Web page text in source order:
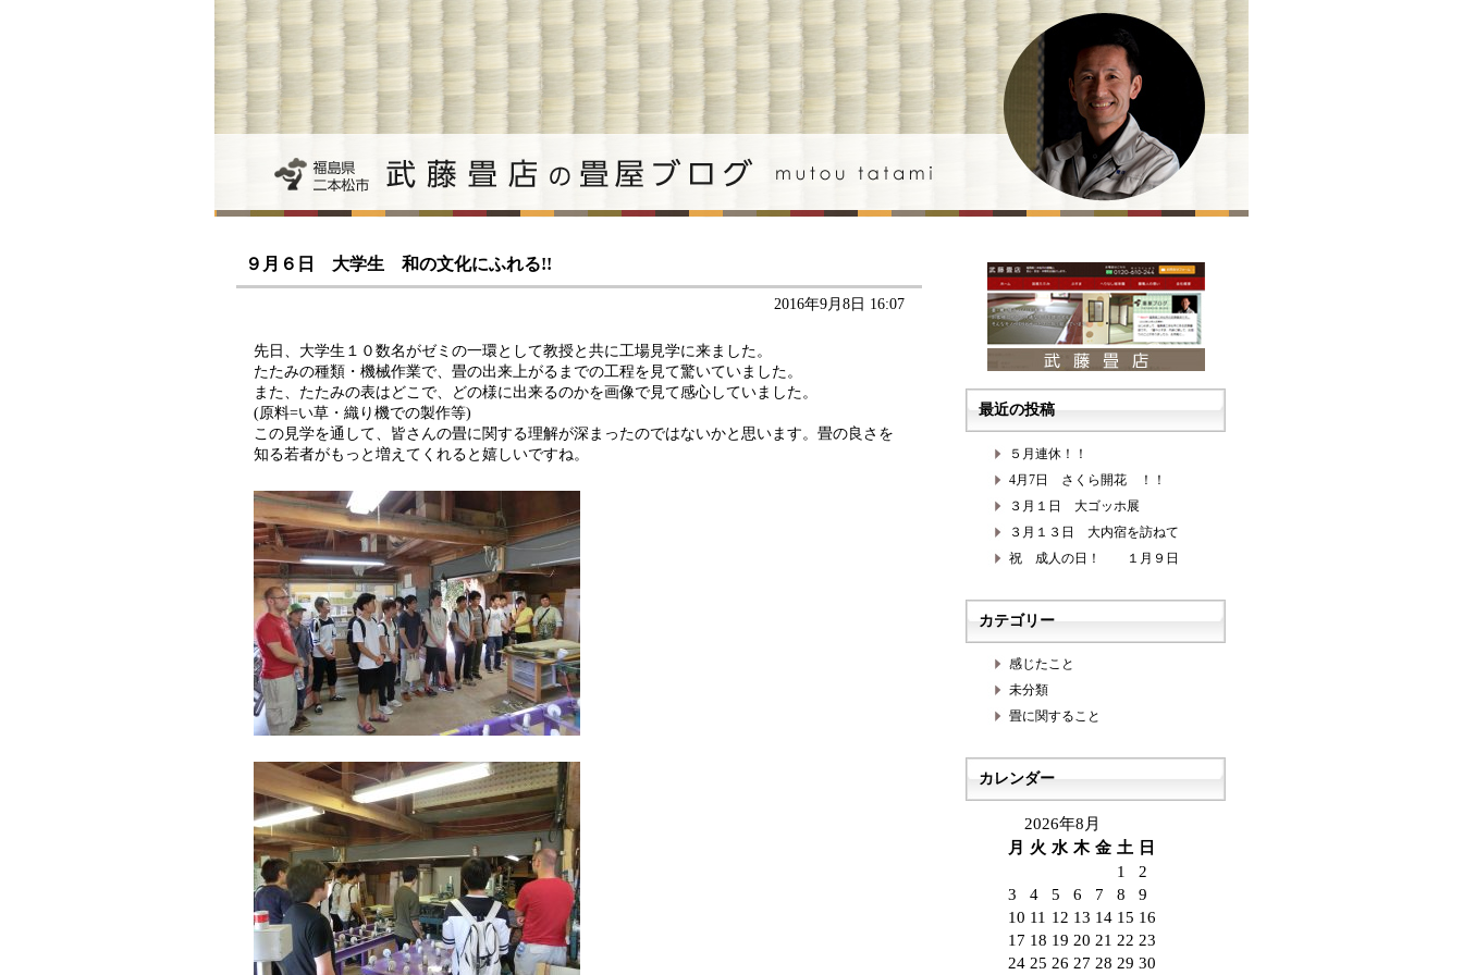
９月６日 大学生 和の文化にふれる!!
2016年9月8日 16:07
先日、大学生１０数名がゼミの一環として教授と共に工場見学に来ました。
たたみの種類・機械作業で、畳の出来上がるまでの工程を見て驚いていました。
また、たたみの表はどこで、どの様に出来るのかを画像で見て感心していました。
(原料=い草・織り機での製作等)
この見学を通して、皆さんの畳に関する理解が深まったのではないかと思います。畳の良さを
知る若者がもっと増えてくれると嬉しいですね。
最近の投稿
５月連休！！
4月7日 さくら開花 ！！
３月１日 大ゴッホ展
３月１３日 大内宿を訪ねて
祝 成人の日！ １月９日
カテゴリー
感じたこと
未分類
畳に関すること
カレンダー
2026年8月
月
火 水 木 金 土
日
1
2
3
4 5 6 7 8
9
10 11 12 13 14 15 16
17 18 19 20 21 22 23
24 25 26 27 28 29 30